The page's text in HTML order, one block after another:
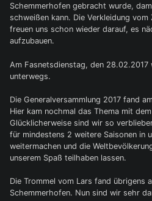
Schemmerhofen gebracht wurde,
schweißen kann. Die Verkleidung
freuen uns schon wieder darauf, es
aufzubauen.
Am Fasnetsdienstag, den 28.02.2017
unterwegs.
Die Generalversammlung 2017 fand
Hier kam nochmal das Thema mit
Glücklicherweise sind wir so
für mindestens 2 weitere Saisonen in
weitermachen und die
unserem Spaß teilhaben lassen.
Die Trommel vom Lars fand übrigens
Schemmerhofen. Nun sind wir sehr